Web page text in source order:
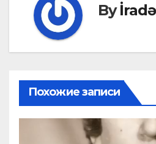
By
Похожие записи